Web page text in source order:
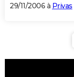
29/11/2006 à Privas